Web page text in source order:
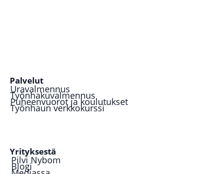
Palvelut
Uravalmennus
Työnhakuvalmennus
Puheenvuorot ja koulutukset
Työnhaun verkkokurssi
Yrityksestä
Pilvi Nybom
Blogi